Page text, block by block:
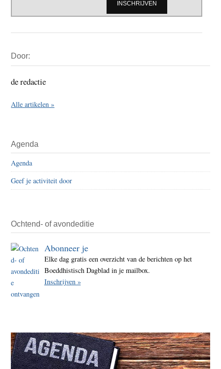
Sidebar
Door:
de redactie
Alle artikelen »
Agenda
Agenda
Geef je activiteit door
Ochtend- of avondeditie
Abonneer je
Elke dag gratis een overzicht van de berichten op het
Boeddhistisch Dagblad in je mailbox.
Inschrijven »